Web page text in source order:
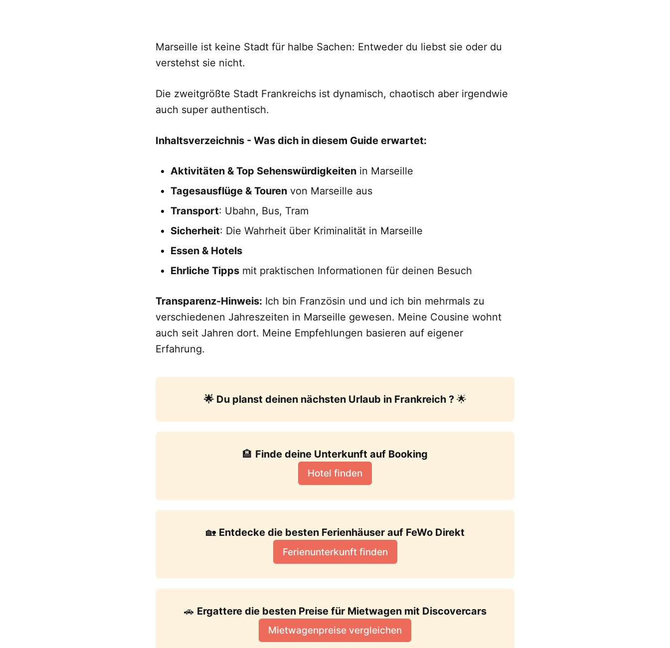
Marseille ist keine Stadt für halbe Sachen: Entweder du liebst sie oder du
verstehst sie nicht.
Die zweitgrößte Stadt Frankreichs ist dynamisch, chaotisch aber irgendwie
auch super authentisch.
Inhaltsverzeichnis - Was dich in diesem Guide erwartet:
Aktivitäten & Top Sehenswürdigkeiten in Marseille
Tagesausflüge & Touren von Marseille aus
Transport: Ubahn, Bus, Tram
Sicherheit: Die Wahrheit über Kriminalität in Marseille
Essen & Hotels
Ehrliche Tipps mit praktischen Informationen für deinen Besuch
Transparenz-Hinweis: Ich bin Französin und und ich bin mehrmals zu
verschiedenen Jahreszeiten in Marseille gewesen. Meine Cousine wohnt
auch seit Jahren dort. Meine Empfehlungen basieren auf eigener
Erfahrung.
🌟 Du planst deinen nächsten Urlaub in Frankreich ? 🌟
🏨 Finde deine Unterkunft auf Booking
Hotel finden
🏡 Entdecke die besten Ferienhäuser auf FeWo Direkt
Ferienunterkunft finden
🚗 Ergattere die besten Preise für Mietwagen mit Discovercars
Mietwagenpreise vergleichen